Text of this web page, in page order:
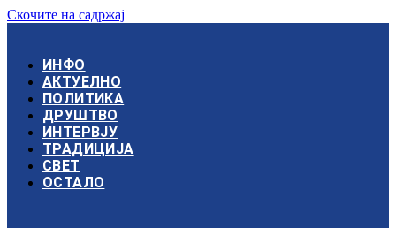
Скочите на садржај
ИНФО
АКТУЕЛНО
ПОЛИТИКА
ДРУШТВО
ИНТЕРВЈУ
ТРАДИЦИЈА
СВЕТ
ОСТАЛО